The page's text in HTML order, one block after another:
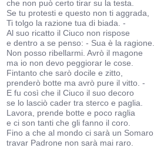
che non può certo tirar su la testa.
Se tu protesti e questo non ti aggrada,
Ti tolgo la razione tua di biada. -
Al suo ricatto il Ciuco non rispose
e dentro a se penso: - Sua è la ragione.
Non posso ribellarmi. Avrò il magone
ma io non devo peggiorar le cose.
Fintanto che sarò docile e zitto,
prenderò botte ma avrò pure il vitto. -
E fu così che il Ciuco il suo decoro
se lo lasciò cader tra sterco e paglia.
Lavora, prende botte e poco raglia
e ci son tanti che gli fanno il coro.
Fino a che al mondo ci sarà un Somaro,
travar Padrone non sarà mai raro.